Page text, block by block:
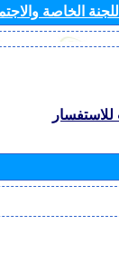
الخاصة
للاستفسار